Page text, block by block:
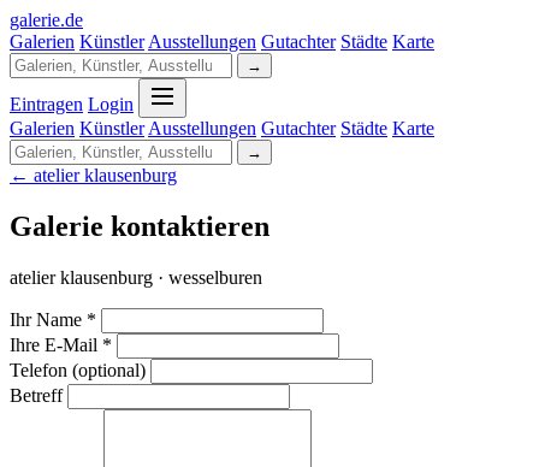
galerie.de
Galerien Künstler Ausstellungen Gutachter Städte Karte
→
Eintragen Login
Galerien Künstler Ausstellungen Gutachter Städte Karte
→
← atelier klausenburg
Galerie kontaktieren
atelier klausenburg · wesselburen
Ihr Name *
Ihre E-Mail *
Telefon (optional)
Betreff